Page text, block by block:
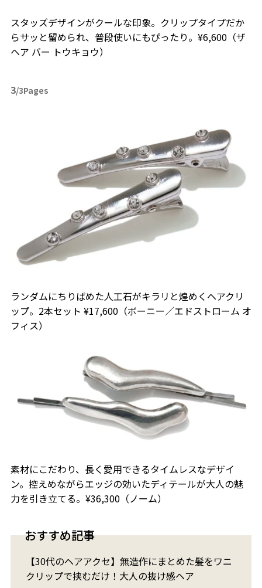
スタッズデザインがクールな印象。クリップタイプだか
らサッと留められ、普段使いにもぴったり。¥6,600（ザ
ヘア バー トウキョウ）
3/3Pages
ランダムにちりばめた人工石がキラリと煌めくヘアクリ
ップ。2本セット ¥17,600（ボーニー／エドストローム オ
フィス）
素材にこだわり、長く愛用できるタイムレスなデザイ
ン。控えめながらエッジの効いたディテールが大人の魅
力を引き立てる。¥36,300（ノーム）
おすすめ記事
【30代のヘアアクセ】無造作にまとめた髪をワニ
クリップで挟むだけ！大人の抜け感ヘア